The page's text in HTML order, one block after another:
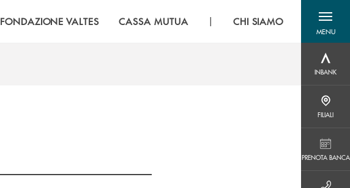
FONDAZIONE VALTES CASSA MUTUA | CHI SIAMO
MENU
menu
INBANK
FILIALI
PRENOTA BANCA